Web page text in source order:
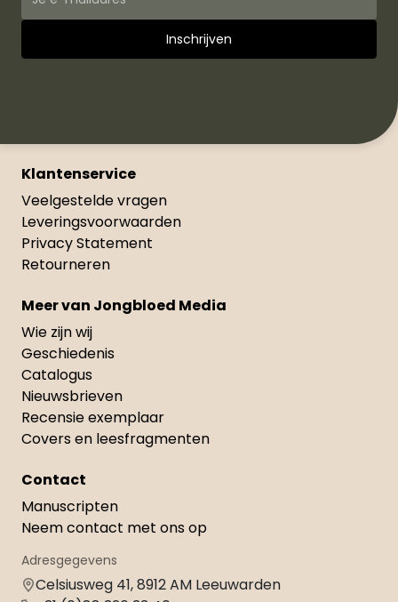
Klantenservice
Veelgestelde vragen
Leveringsvoorwaarden
Privacy Statement
Retourneren
Meer van Jongbloed Media
Wie zijn wij
Geschiedenis
Catalogus
Nieuwsbrieven
Recensie exemplaar
Covers en leesfragmenten
Contact
Manuscripten
Neem contact met ons op
Adresgegevens
Celsiusweg 41, 8912 AM Leeuwarden